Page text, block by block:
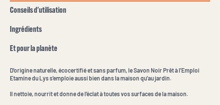
Conseils d'utilisation
Ingrédients
Et pour la planète
D'origine naturelle, écocertifié et sans parfum, le Savon Noir Prêt à l'Emploi
Etamine du Lys s’emploie aussi bien dans la maison qu’au jardin.
Il nettoie, nourrit et donne de l’éclat à toutes vos surfaces de la maison.